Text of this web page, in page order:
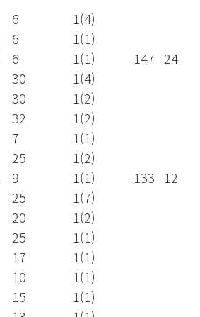
6
1(4)
6
1(1)
6 1(1) 147 24
30
1(4)
30
1(2)
32
1(2)
7
1(1)
25
1(2)
9 1(1) 133 12
25
1(7)
20
1(2)
25
1(1)
17
1(1)
10
1(1)
15
1(1)